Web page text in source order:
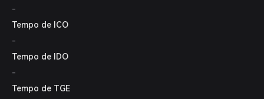
-
Tempo de ICO
-
Tempo de IDO
-
Tempo de TGE